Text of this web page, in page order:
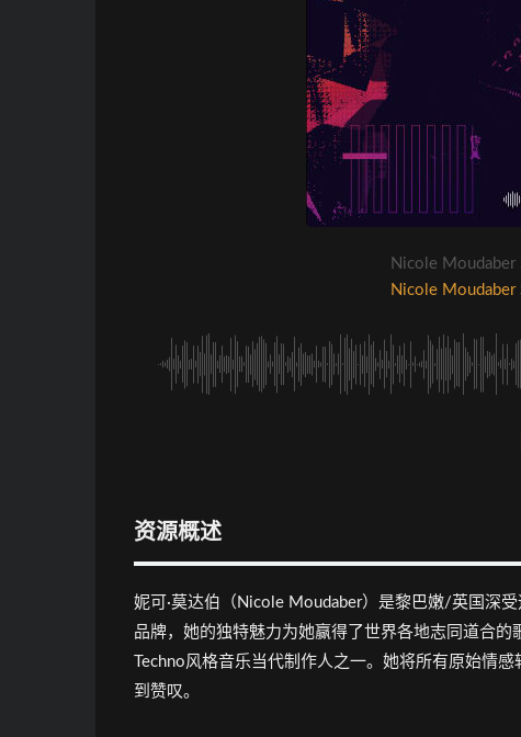
Nicole Moudaber
Nicole Moudaber
资源概述
妮可·莫达伯（Nicole Moudaber）是黎巴嫩/英国深
品牌，她的独特魅力为她赢得了世界各地志同道合
Techno风格音乐当代制作人之一。她将所有原始情
到赞叹。